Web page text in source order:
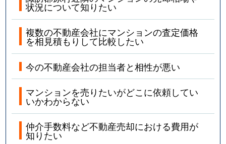
状況について知りたい
複数の不動産会社にマンションの査定価格
を相見積もりして比較したい
今の不動産会社の担当者と相性が悪い
マンションを売りたいがどこに依頼してい
いかわからない
仲介手数料など不動産売却における費用が
知りたい